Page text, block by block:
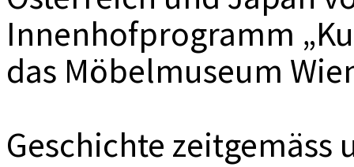
Innenhofprogramm
das Möbelmuseum
Geschichte